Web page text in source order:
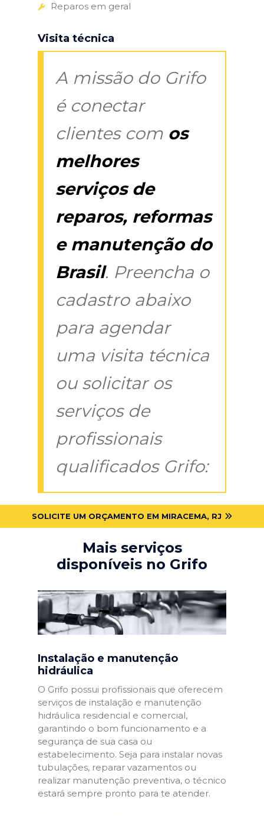
Reparos em geral
Visita técnica
A missão do Grifo
é conectar
clientes com os
melhores
serviços de
reparos, reformas
e manutenção do
Brasil. Preencha o
cadastro abaixo
para agendar
uma visita técnica
ou solicitar os
serviços de
profissionais
qualificados Grifo:
SOLICITE UM ORÇAMENTO EM MIRACEMA, RJ
Mais serviços
disponíveis no Grifo
Instalação e manutenção
hidráulica
O Grifo possui profissionais que oferecem
serviços de instalação e manutenção
hidráulica residencial e comercial,
garantindo o bom funcionamento e a
segurança de sua casa ou
estabelecimento. Seja para instalar novas
tubulações, reparar vazamentos ou
realizar manutenção preventiva, o técnico
estará sempre pronto para te atender.